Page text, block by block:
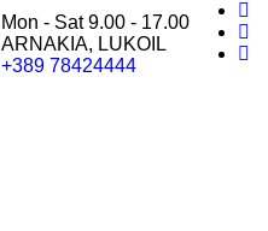
Mon - Sat 9.00 - 17.00
ARNAKIA, LUKOIL
+389 78424444